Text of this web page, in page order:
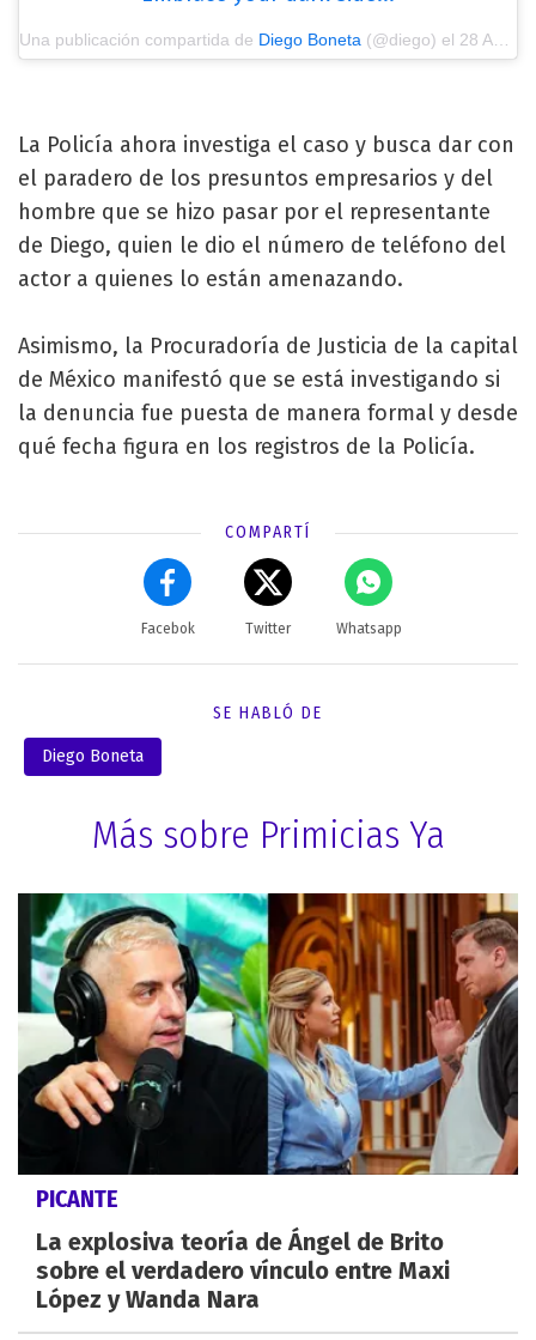
Una publicación compartida de Diego Boneta (@diego) el 28 Ago, 2018 a las 8:20 PDT
La Policía ahora investiga el caso y busca dar con
el paradero de los presuntos empresarios y del
hombre que se hizo pasar por el representante
de Diego, quien le dio el número de teléfono del
actor a quienes lo están amenazando.
Asimismo, la Procuradoría de Justicia de la capital
de México manifestó que se está investigando si
la denuncia fue puesta de manera formal y desde
qué fecha figura en los registros de la Policía.
COMPARTÍ
Facebok Twitter Whatsapp
SE HABLÓ DE
Diego Boneta
Más sobre Primicias Ya
PICANTE
La explosiva teoría de Ángel de Brito
sobre el verdadero vínculo entre Maxi
López y Wanda Nara